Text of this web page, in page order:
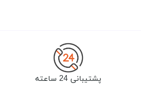
پشتیبانی 24 ساعته